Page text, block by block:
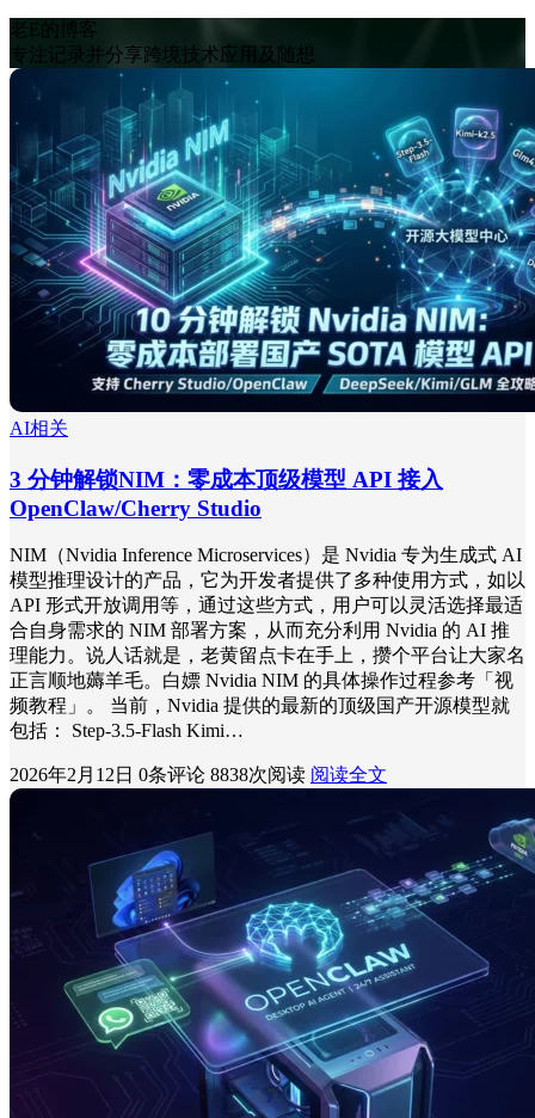
老E的博客
专注记录并分享跨境技术应用及随想
AI相关
3 分钟解锁NIM：零成本顶级模型 API 接入
OpenClaw/Cherry Studio
NIM（Nvidia Inference Microservices）是 Nvidia 专为生成式 AI
模型推理设计的产品，它为开发者提供了多种使用方式，如以
API 形式开放调用等，通过这些方式，用户可以灵活选择最适
合自身需求的 NIM 部署方案，从而充分利用 Nvidia 的 AI 推
理能力。说人话就是，老黄留点卡在手上，攒个平台让大家名
正言顺地薅羊毛。白嫖 Nvidia NIM 的具体操作过程参考「视
频教程」。 当前，Nvidia 提供的最新的顶级国产开源模型就
包括： Step-3.5-Flash Kimi…
2026年2月12日 0条评论 8838次阅读 阅读全文